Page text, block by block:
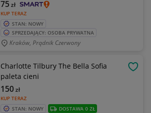
KUP TERAZ
75zł
STAN: NOWY
SPRZEDAJĄCY: OSOBA PRYWATNA
Kraków, Prądnik Czerwony
Charlotte Tilbury The Bella Sofia
paleta cieni
KUP TERAZ
150zł
STAN: NOWY
DOSTAWA 0 ZŁ